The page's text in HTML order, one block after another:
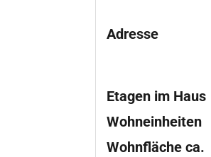
Adresse
Etagen im Haus
Wohneinheiten
Wohnfläche ca.